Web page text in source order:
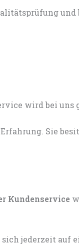
und
Sie
Kundenservice